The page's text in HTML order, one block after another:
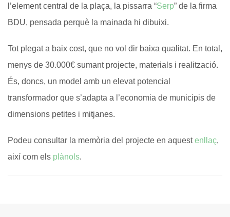
l’element central de la plaça, la pissarra “Serp” de la firma
BDU, pensada perquè la mainada hi dibuixi.
Tot plegat a baix cost, que no vol dir baixa qualitat. En total,
menys de 30.000€ sumant projecte, materials i realització.
És, doncs, un model amb un elevat potencial
transformador que s’adapta a l’economia de municipis de
dimensions petites i mitjanes.
Podeu consultar la memòria del projecte en aquestenllaç,
així com els plànols.